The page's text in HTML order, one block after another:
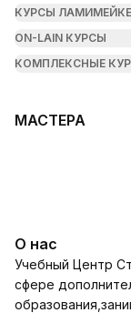
КУРСЫ
ON-LAIN КУРСЫ
КОМПЛЕКСНЫЕ
МАСТЕРА
О нас
Учебный Центр
сфере